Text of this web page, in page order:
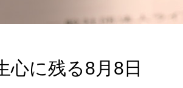
心に残る8月8日